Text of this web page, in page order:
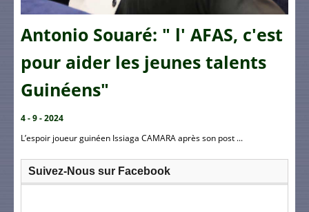
Antonio Souaré: " l' AFAS, c'est
pour aider les jeunes talents
Guinéens"
4 - 9 - 2024
L’espoir joueur guinéen Issiaga CAMARA après son post ...
Suivez-Nous sur Facebook